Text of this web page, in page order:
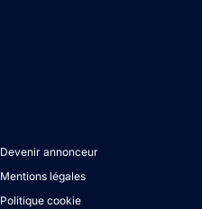
Devenir annonceur
Mentions légales
Politique cookie